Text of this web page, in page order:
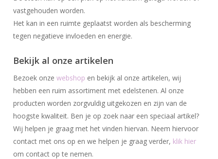
vastgehouden worden.
Het kan in een ruimte geplaatst worden als bescherming
tegen negatieve invloeden en energie.
Bekijk al onze artikelen
Bezoek onze webshop en bekijk al onze artikelen, wij
hebben een ruim assortiment met edelstenen. Al onze
producten worden zorgvuldig uitgekozen en zijn van de
hoogste kwaliteit. Ben je op zoek naar een speciaal artikel?
Wij helpen je graag met het vinden hiervan. Neem hiervoor
contact met ons op en we helpen je graag verder, klik hier
om contact op te nemen.